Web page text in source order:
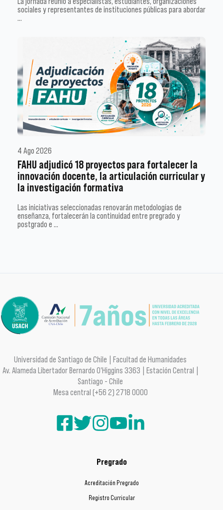
sociales y representantes de instituciones públicas para abordar
…
4 Ago 2026
FAHU adjudicó 18 proyectos para fortalecer la
innovación docente, la articulación curricular y
la investigación formativa
Las iniciativas seleccionadas renovarán metodologías de
enseñanza, fortalecerán la continuidad entre pregrado y
postgrado e …
Universidad de Santiago de Chile | Facultad de Humanidades
Av. Alameda Libertador Bernardo O'Higgins 3363 | Estación Central |
Santiago - Chile
Mesa central (+56 2) 2718 0000
Pregrado
Acreditación Pregrado
Registro Curricular